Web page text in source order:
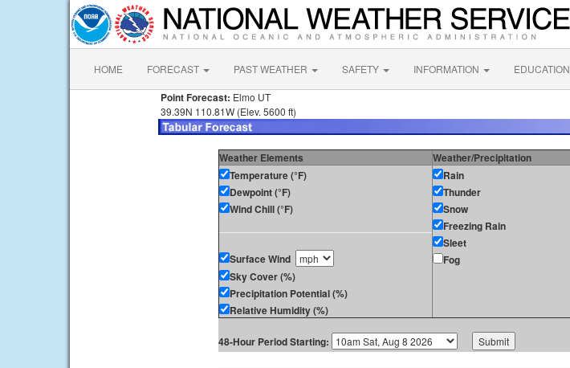
HOME FORECAST PAST WEATHER SAFETY INFORMATION EDUCATION
Point Forecast: Elmo UT
39.39N 110.81W (Elev. 5600 ft)
Weather Elements Weather/Precipitation
Temperature (°F)
Dewpoint (°F)
Wind Chill (°F)
Surface Wind
Sky Cover (%)
Precipitation Potential (%)
Relative Humidity (%)
Rain
Thunder
Snow
Freezing Rain
Sleet
Fog
48-Hour Period Starting: